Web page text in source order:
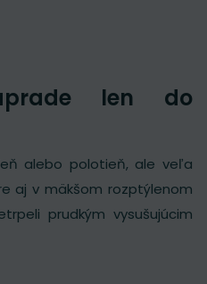
len do
alebo polotieň, ale veľa
aj v mäkšom rozptýlenom
prudkým vysušujúcim